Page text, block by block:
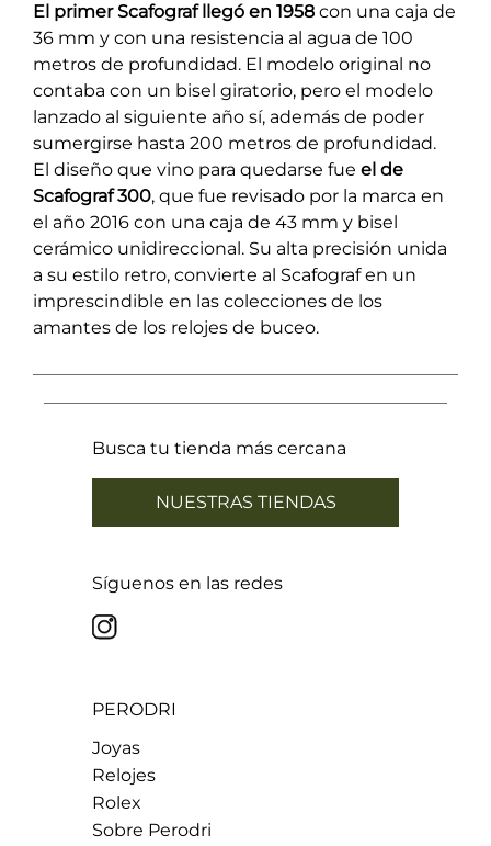
El primer Scafograf llegó en 1958 con una caja de
36 mm y con una resistencia al agua de 100
metros de profundidad. El modelo original no
contaba con un bisel giratorio, pero el modelo
lanzado al siguiente año sí, además de poder
sumergirse hasta 200 metros de profundidad.
El diseño que vino para quedarse fue el de
Scafograf 300, que fue revisado por la marca en
el año 2016 con una caja de 43 mm y bisel
cerámico unidireccional. Su alta precisión unida
a su estilo retro, convierte al Scafograf en un
imprescindible en las colecciones de los
amantes de los relojes de buceo.
Busca tu tienda más cercana
NUESTRAS TIENDAS
Síguenos en las redes
PERODRI
Joyas
Relojes
Rolex
Sobre Perodri